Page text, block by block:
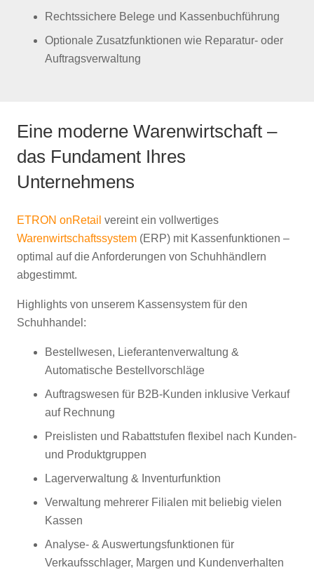
Rechtssichere Belege und Kassenbuchführung
Optionale Zusatzfunktionen wie Reparatur- oder
Auftragsverwaltung
Eine moderne Warenwirtschaft –
das Fundament Ihres
Unternehmens
ETRON onRetail vereint ein vollwertiges
Warenwirtschaftssystem (ERP) mit Kassenfunktionen –
optimal auf die Anforderungen von Schuhhändlern
abgestimmt.
Highlights von unserem Kassensystem für den
Schuhhandel:
Bestellwesen, Lieferantenverwaltung &
Automatische Bestellvorschläge
Auftragswesen für B2B-Kunden inklusive Verkauf
auf Rechnung
Preislisten und Rabattstufen flexibel nach Kunden-
und Produktgruppen
Lagerverwaltung & Inventurfunktion
Verwaltung mehrerer Filialen mit beliebig vielen
Kassen
Analyse- & Auswertungsfunktionen für
Verkaufsschlager, Margen und Kundenverhalten